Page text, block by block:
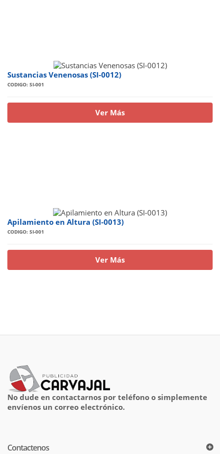
Sustancias Venenosas (SI-0012)
CODIGO: SI-001
Ver Más
Apilamiento en Altura (SI-0013)
CODIGO: SI-001
Ver Más
No dude en contactarnos por teléfono o simplemente
envíenos un correo electrónico.
Contactenos